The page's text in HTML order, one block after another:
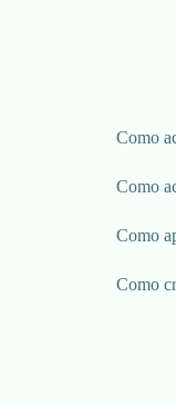
Como
Como
Como
Como